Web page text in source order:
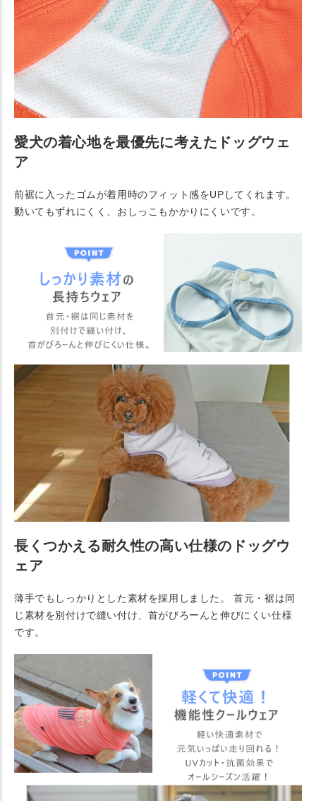
愛犬の着心地を最優先に考えたドッグウェ
ア
前裾に入ったゴムが着用時のフィット感をUPしてくれます。
動いてもずれにくく、おしっこもかかりにくいです。
長くつかえる耐久性の高い仕様のドッグウ
ェア
薄手でもしっかりとした素材を採用しました。 首元・裾は同
じ素材を別付けで縫い付け、首がびろーんと伸びにくい仕様
です。